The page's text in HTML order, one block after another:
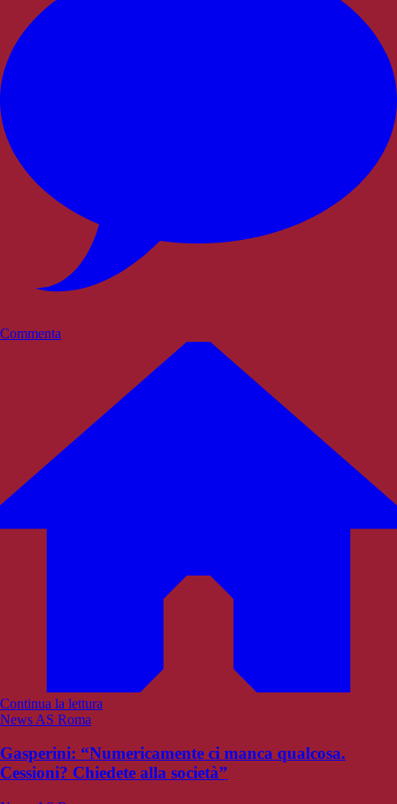
Commenta
Continua la lettura
News AS Roma
Gasperini: “Numericamente ci manca qualcosa.
Cessioni? Chiedete alla società”